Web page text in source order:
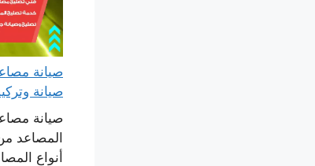
صيانة
صيانة
المصاعد
أنواع